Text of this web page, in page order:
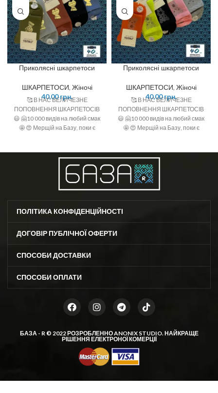
Приколясні шкарпетоси
ШКАРПЕТОСИ, Жіночі
40,00грн.
🥰 В НАС ВЕЛИЧЕЗНЕ
ПОПОВНЕННЯ ШКАРПЕТОСІВ
😃 🤗10 000 видів на любий смак
🤩 😍 Мерщій на Базу, поки є
Приколясні шкарпетоси
ШКАРПЕТОСИ, Жіночі
40,00грн.
🥰 В НАС ВЕЛИЧЕЗНЕ
ПОПОВНЕННЯ ШКАРПЕТОСІВ
😃 🤗10 000 видів на любий смак
🤩 😍 Мерщій на Базу, поки є
ПОЛІТИКА КОНФІДЕНЦІЙНОСТІ
ДОГОВІР ПУБЛІЧНОЇ ОФЕРТИ
СПОСОБИ ДОСТАВКИ
СПОСОБИ ОПЛАТИ
БАЗА - R © 2022 РОЗРОБЛЕННОANONIX STUDIO. НАЙКРАЩЕ
РІШЕННЯ ЕЛЕКТРОНОЇ КОМЕРЦІЇ